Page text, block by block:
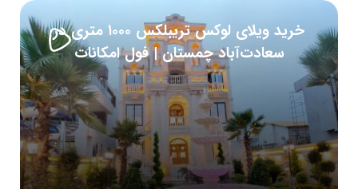
خرید ویلای لوکس تریبلکس ۱۰۰۰ متری در
سعادت‌آباد چمستان | فول امکانات